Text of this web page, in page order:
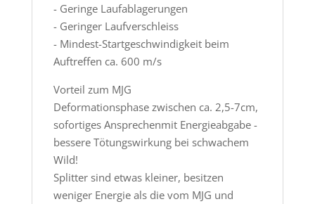
- Geringe Laufablagerungen
- Geringer Laufverschleiss
- Mindest-Startgeschwindigkeit beim
Auftreffen ca. 600 m/s
Vorteil zum MJG
Deformationsphase zwischen ca. 2,5-7cm,
sofortiges Ansprechenmit Energieabgabe -
bessere Tötungswirkung bei schwachem
Wild!
Splitter sind etwas kleiner, besitzen
weniger Energie als die vom MJG und